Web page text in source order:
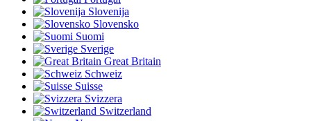
Slovenija
Slovensko
Suomi
Sverige
Great Britain
Schweiz
Suisse
Svizzera
Switzerland